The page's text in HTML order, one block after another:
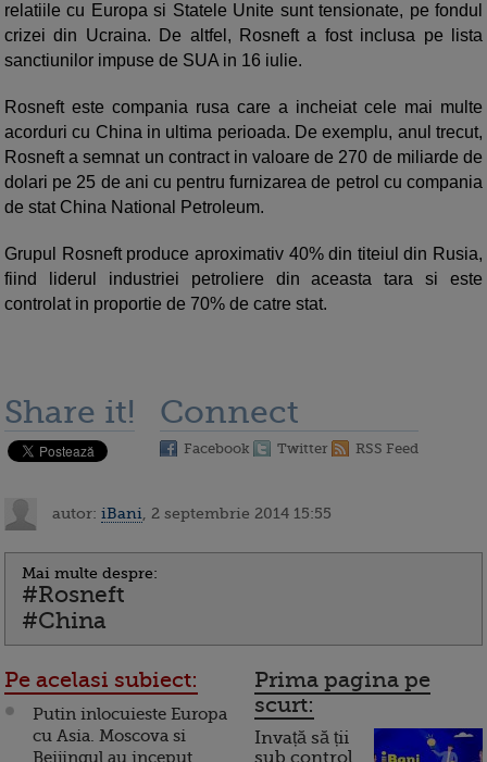
relatiile cu Europa si Statele Unite sunt tensionate, pe fondul
crizei din Ucraina. De altfel, Rosneft a fost inclusa pe lista
sanctiunilor impuse de SUA in 16 iulie.
Rosneft este compania rusa care a incheiat cele mai multe
acorduri cu China in ultima perioada. De exemplu, anul trecut,
Rosneft a semnat un contract in valoare de 270 de miliarde de
dolari pe 25 de ani cu pentru furnizarea de petrol cu compania
de stat China National Petroleum.
Grupul Rosneft produce aproximativ 40% din titeiul din Rusia,
fiind liderul industriei petroliere din aceasta tara si este
controlat in proportie de 70% de catre stat.
Share it! Connect
Facebook Twitter RSS Feed
autor: iBani , 2 septembrie 2014 15:55
Mai multe despre:
#Rosneft
#China
Pe acelasi subiect:
Putin inlocuieste Europa
cu Asia. Moscova si
Beijingul au inceput
Prima pagina pe
scurt:
Invață să ții
sub control